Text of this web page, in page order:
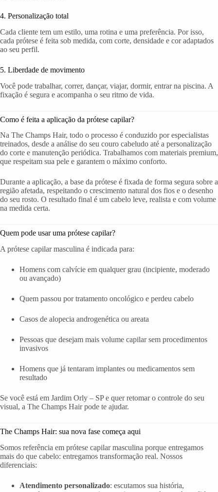
4. Personalização total
Cada cliente tem um estilo, uma rotina e uma preferência. Por isso,
cada prótese é feita sob medida, com corte, densidade e cor adaptados
ao seu perfil.
5. Liberdade de movimento
Você pode trabalhar, correr, dançar, viajar, dormir, entrar na piscina. A
fixação é segura e acompanha o seu ritmo de vida.
Como é feita a aplicação da prótese capilar?
Na The Champs Hair, todo o processo é conduzido por especialistas
treinados, desde a análise do seu couro cabeludo até a personalização
do corte e manutenção periódica. Trabalhamos com materiais premium,
que respeitam sua pele e garantem o máximo conforto.
Durante a aplicação, a base da prótese é fixada de forma segura sobre a
região afetada, respeitando o crescimento natural dos fios e o desenho
do seu rosto. O resultado final é um cabelo leve, realista e com volume
na medida certa.
Quem pode usar uma prótese capilar?
A prótese capilar masculina é indicada para:
Homens com calvície em qualquer grau (incipiente, moderado
ou avançado)
Quem passou por tratamento oncológico e perdeu cabelo
Casos de alopecia androgenética ou areata
Pessoas que desejam mais volume capilar sem procedimentos
invasivos
Homens que já tentaram implantes ou medicamentos sem
resultado
Se você está em Jardim Orly – SP e quer retomar o controle do seu
visual, a The Champs Hair pode te ajudar.
The Champs Hair: sua nova fase começa aqui
Somos referência em prótese capilar masculina porque entregamos
mais do que cabelo: entregamos transformação real. Nossos
diferenciais:
Atendimento personalizado: escutamos sua história,